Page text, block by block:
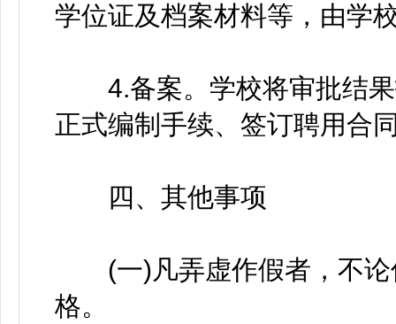
学位证及档案材料等，由学
4.备案。学校将审批结果
正式编制手续、签订聘用合
四、其他事项
(一)凡弄虚作假者，不论
格。